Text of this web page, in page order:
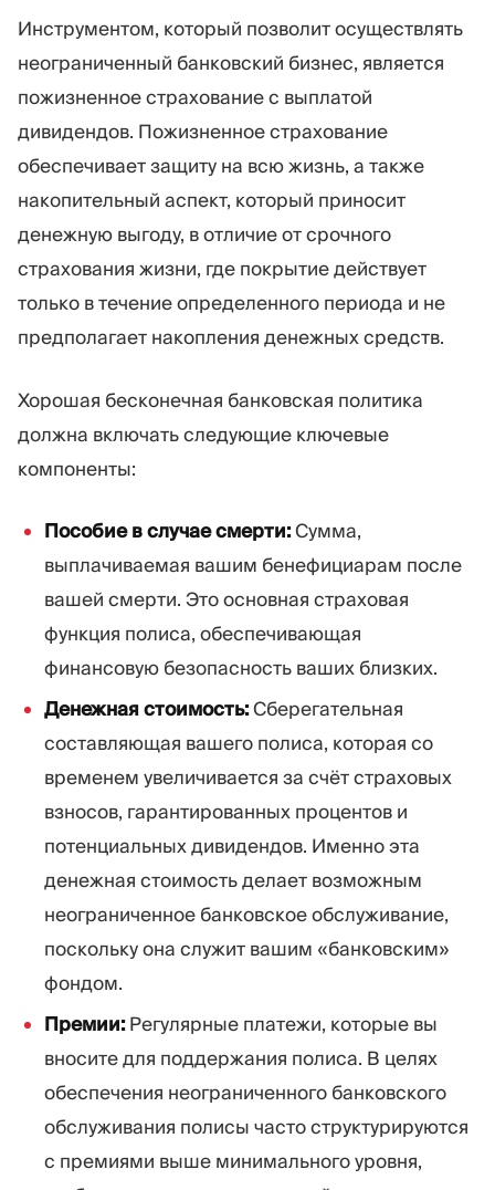
Инструментом, который позволит осуществлять
неограниченный банковский бизнес, является
пожизненное страхование с выплатой
дивидендов. Пожизненное страхование
обеспечивает защиту на всю жизнь, а также
накопительный аспект, который приносит
денежную выгоду, в отличие от срочного
страхования жизни, где покрытие действует
только в течение определенного периода и не
предполагает накопления денежных средств.
Хорошая бесконечная банковская политика
должна включать следующие ключевые
компоненты:
Пособие в случае смерти:Сумма,
выплачиваемая вашим бенефициарам после
вашей смерти. Это основная страховая
функция полиса, обеспечивающая
финансовую безопасность ваших близких.
Денежная стоимость:Сберегательная
составляющая вашего полиса, которая со
временем увеличивается за счёт страховых
взносов, гарантированных процентов и
потенциальных дивидендов. Именно эта
денежная стоимость делает возможным
неограниченное банковское обслуживание,
поскольку она служит вашим «банковским»
фондом.
Премии:Регулярные платежи, которые вы
вносите для поддержания полиса. В целях
обеспечения неограниченного банковского
обслуживания полисы часто структурируются
с премиями выше минимального уровня,